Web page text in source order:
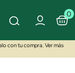
0
con tu compra. Ver más